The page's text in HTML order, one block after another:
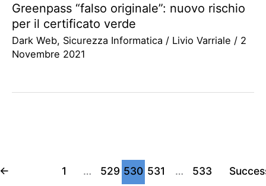
Greenpass “falso originale”: nuovo rischio
per il certificato verde
Dark Web, Sicurezza Informatica / Livio Varriale / 2
Novembre 2021
1 … 529 530 531 … 533